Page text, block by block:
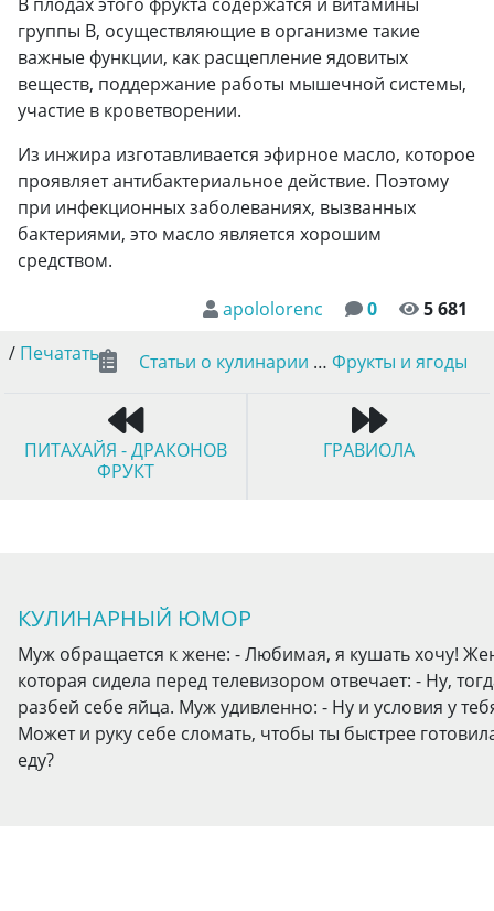
группы В, осуществляющие в организме такие
важные функции, как расщепление ядовитых
веществ, поддержание работы мышечной системы,
участие в кроветворении.
Из инжира изготавливается эфирное масло, которое
проявляет антибактериальное действие. Поэтому
при инфекционных заболеваниях, вызванных
бактериями, это масло является хорошим
средством.
apololorenc
0
5 681
/ Печатать Статьи о кулинарии … Фрукты и ягоды
ПИТАХАЙЯ - ДРАКОНОВ
ФРУКТ
ГРАВИОЛА
КУЛИНАРНЫЙ ЮМОР
Муж обращается к жене: - Любимая, я кушать хочу!
которая сидела перед телевизором отвечает: - Ну,
разбей себе яйца. Муж удивленно: - Ну и условия у
Может и руку себе сломать, чтобы ты быстрее
еду?